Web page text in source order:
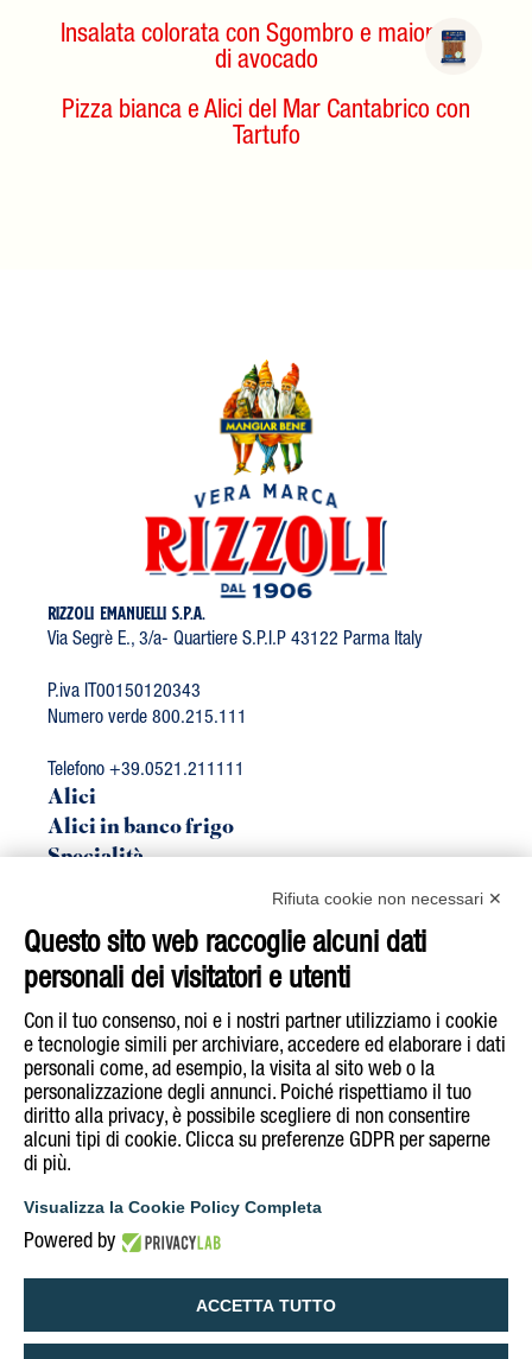
Insalata colorata con Sgombro e maionese
di avocado
Pizza bianca e Alici del Mar Cantabrico con
Tartufo
RIZZOLI EMANUELLI S.P.A.
Via Segrè E., 3/a- Quartiere S.P.I.P 43122 Parma Italy
P.iva IT00150120343
Numero verde 800.215.111
Telefono +39.0521.211111
Alici
Alici in banco frigo
Specialità
Tonno
Acquista su
E-Shop
Segui Rizzoli Emanuelli su
COOKIE & PRIVACY POLICY
DICHIARAZIONE DI ACCESSIBILITÀ
Rifiuta cookie non necessari ✕
Questo sito web raccoglie alcuni dati
personali dei visitatori e utenti
Con il tuo consenso, noi e i nostri partner utilizziamo i cookie
e tecnologie simili per archiviare, accedere ed elaborare i dati
personali come, ad esempio, la visita al sito web o la
personalizzazione degli annunci. Poiché rispettiamo il tuo
diritto alla privacy, è possibile scegliere di non consentire
alcuni tipi di cookie. Clicca su preferenze GDPR per saperne
di più.
Visualizza la Cookie Policy Completa
Powered by
ACCETTA TUTTO